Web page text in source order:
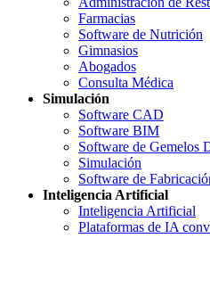
Farmacias
Software de Nutrición
Gimnasios
Abogados
Consulta Médica
Simulación
Software CAD
Software BIM
Software de Gemelos
Simulación
Software de
Inteligencia Artificial
Inteligencia Artificial
Plataformas de IA